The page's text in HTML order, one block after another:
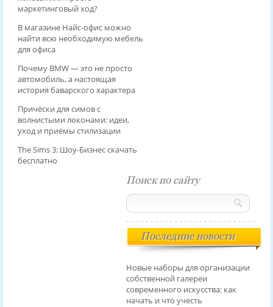
маркетинговый ход?
В магазине Найс-офис можно
найти всю необходимую мебель
для офиса
Почему BMW — это не просто
автомобиль, а настоящая
история баварского характера
Причёски для симов с
волнистыми локонами: идеи,
уход и приёмы стилизации
The Sims 3: Шоу-Бизнес скачать
бесплатно
Поиск по сайту
Последние новости
Новые наборы для организации
собственной галереи
современного искусства: как
начать и что учесть